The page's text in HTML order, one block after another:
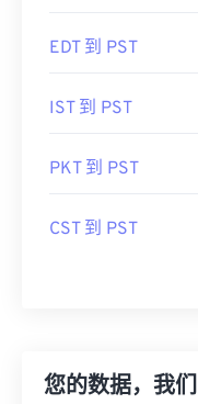
EDT 到 PST
IST 到 PST
PKT 到 PST
CST 到 PST
您的数据，我